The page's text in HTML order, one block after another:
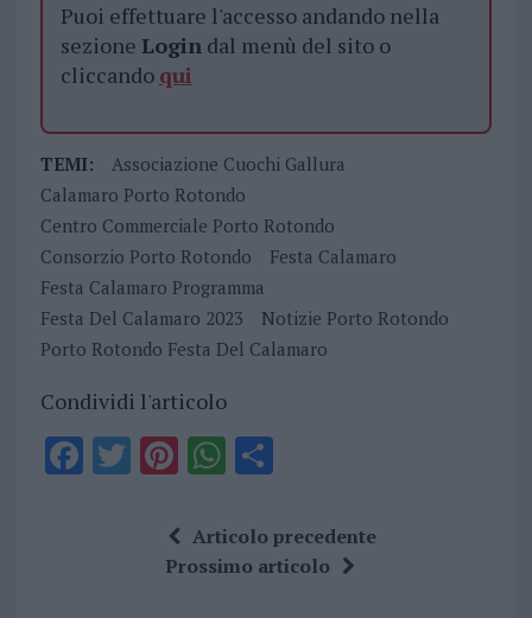
Puoi effettuare l'accesso andando nella
sezione Logindal menù del sito o
cliccando qui
TEMI:
Associazione Cuochi Gallura
Calamaro Porto Rotondo
Centro Commerciale Porto Rotondo
Consorzio Porto Rotondo
Festa Calamaro
Festa Calamaro Programma
Festa Del Calamaro 2023
Notizie Porto Rotondo
Porto Rotondo Festa Del Calamaro
Condividi l'articolo
F T Pi
te
re
W
at
s
S
a
re
Articolo precedente
Prossimo articolo